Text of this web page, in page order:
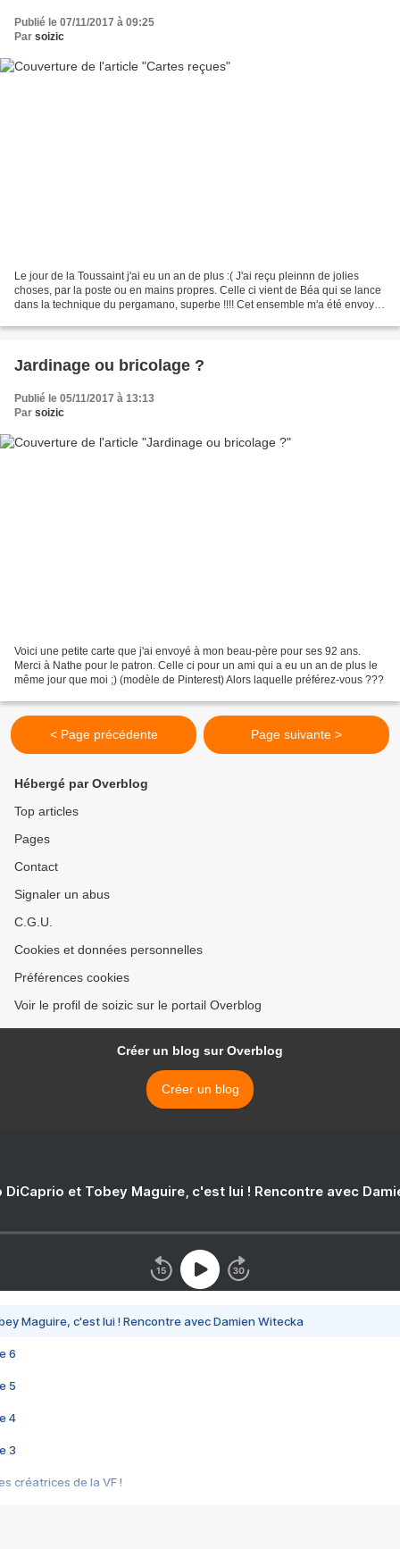
Publié le 07/11/2017 à 09:25
Par soizic
Le jour de la Toussaint j'ai eu un an de plus :( J'ai reçu pleinnn de jolies
choses, par la poste ou en mains propres. Celle ci vient de Béa qui se lance
dans la technique du pergamano, superbe !!!! Cet ensemble m'a été envoyé
Jardinage ou bricolage ?
Publié le 05/11/2017 à 13:13
Par soizic
Voici une petite carte que j'ai envoyé à mon beau-père pour ses 92 ans.
Merci à Nathe pour le patron. Celle ci pour un ami qui a eu un an de plus le
même jour que moi ;) (modèle de Pinterest) Alors laquelle préférez-vous ???
< Page précédente Page suivante >
Hébergé par Overblog
Top articles
Pages
Contact
Signaler un abus
C.G.U.
Cookies et données personnelles
Préférences cookies
Voir le profil de soizic sur le portail Overblog
Créer un blog sur Overblog
Créer un blog
DiCaprio et Tobey Maguire, c'est lui ! Rencontre avec
Maguire, c'est lui ! Rencontre avec Damien Witecka
6
5
4
3
créatrices de la VF !